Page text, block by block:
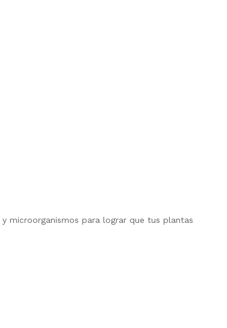
microorganismos para lograr que tus plantas